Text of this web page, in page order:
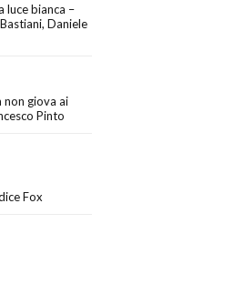
luce bianca –
Daniele
non giova ai
Pinto
Fox